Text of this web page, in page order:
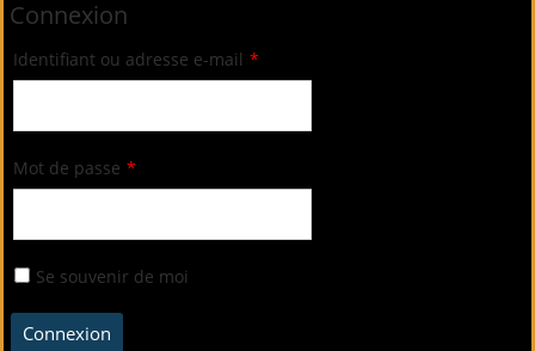
Connexion
Identifiant ou adresse e-mail *
Mot de passe *
Se souvenir de moi